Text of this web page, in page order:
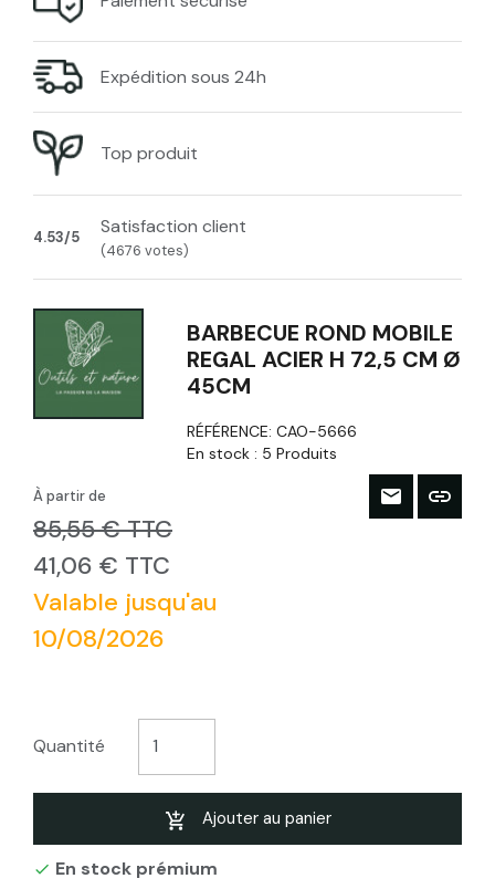
Expédition sous 24h
Top produit
4.53/5 Satisfaction client
(4676 votes)
BARBECUE ROND MOBILE
REGAL ACIER H 72,5 CM Ø
45CM
RÉFÉRENCE:CAO-5666
En stock : 5 Produits
À partir de
85,55 € TTC
41,06 € TTC
Valable jusqu'au
10/08/2026
Quantité
Ajouter au panier
 En stock prémium